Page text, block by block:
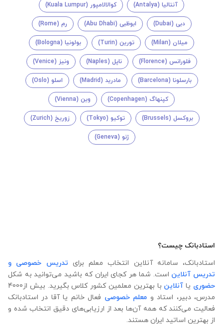
آنتالیا (Antalya) کوالالامپور (Kuala Lumpur)
دبی (Dubai) ابوظبی (Abu Dhabi) رم (Rome)
میلان (Milan) تورین (Turin) بولونیا (Bologna)
فلورانس (Florence) ناپل (Naples) ونیز (Venice)
بارسلونا (Barcelona) مادرید (Madrid) اسلو (Oslo)
کپنهاگ (Copenhagen) وین (Vienna)
بروکسل (Brussels) توکیو (Tokyo) زوریخ (Zurich)
ژنو (Geneva)
استادبانک چیست؟
استادبانک، سامانه آنلاین انتخاب معلم برای تدریس خصوصی و
تدریس آنلاین است. شما هر کجای ایران که باشید می‌توانید به شکل
حضوری یا آنلاین
با بهترین معلمین کشور کلاس بگیرید. بیش از4000
مدرس، دبیر، استاد و معلم خصوصی فعال خانم یا آقا در استادبانک
فعالیت می‌کنند که همه آن‌ها بعد از ارزیابی‌های دقیق انتخاب شده‌ و
از بهترین اساتید ایران هستند.